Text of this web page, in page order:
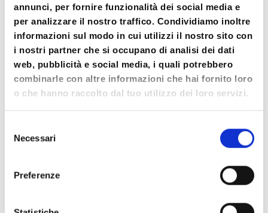
annunci, per fornire funzionalità dei social media e
per analizzare il nostro traffico. Condividiamo inoltre
informazioni sul modo in cui utilizzi il nostro sito con
i nostri partner che si occupano di analisi dei dati
web, pubblicità e social media, i quali potrebbero
combinarle con altre informazioni che hai fornito loro
o che hanno raccolto dal tuo utilizzo dei loro servizi.
delNecessari
Preferenze
L’approccio integrato
Le immagini e la narrazione nel “qui e ora”
L’esplorazione percettiva, sensoriale,
relazione con la propria realtà contingente
L’elaborazione del sogno come possibilità
per scoprire e sperimentare parti di sé
Il corpo in scena: la simbologia del